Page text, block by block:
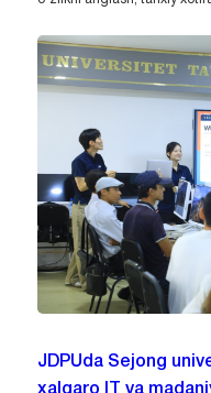
JDPUda Sejong
xalqaro IT va